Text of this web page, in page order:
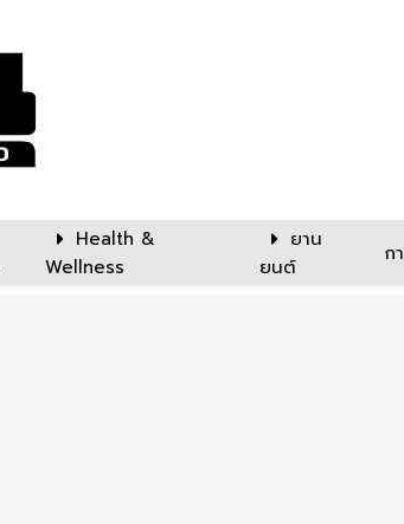
Health &
Wellness
ยาน
ยนต์
ก